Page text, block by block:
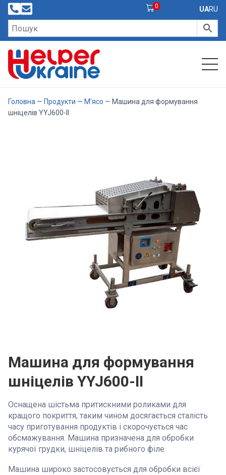
0 UARU
Головна — Продукти — М'ясо — Машина для формування
шніцелів YYJ600-II
Машина для формування
шніцелів YYJ600-II
Оснащена шістьма притискними роликами для
кращого покриття, таким чином досягається сталість
часу приготування продуктів і скорочується час
обсмажування. Машина призначена для обробки
курячої грудки, шніцелів та рибного філе.
Машина широко застосовується для обробки всієї